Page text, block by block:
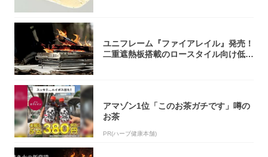
ユニフレーム『ファイアレイル』発売！
二重遮熱板搭載のロースタイル向け低型
アマゾン1位「このお茶ガチです」噂の
お茶
PR(ハーブ健康本舗)